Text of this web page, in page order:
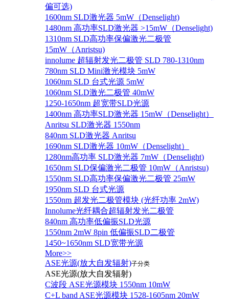
偏可选)
1600nm SLD激光器 5mW（Denselight)
1480nm 高功率SLD激光器 >15mW（Denselight)
1310nm SLD高功率保偏激光二极管
15mW（Anristsu)
innolume 超辐射发光二极管 SLD 780-1310nm
780nm SLD Mini激光模块 5mW
1060nm SLD 台式光源 5mW
1060nm SLD激光二极管 40mW
1250-1650nm 超宽带SLD光源
1400nm 高功率SLD激光器 15mW（Denselight）
Anritsu SLD激光器 1550nm
840nm SLD激光器 Anritsu
1690nm SLD激光器 10mW（Denselight）
1280nm高功率 SLD激光器 7mW（Denselight)
1650nm SLD保偏激光二极管 10mW（Anristsu)
1550nm SLD高功率保偏激光二极管 25mW
1950nm SLD 台式光源
1550nm 超发光二极管模块 (光纤功率 2mW)
Innolume光纤耦合超辐射发光二极管
840nm 高功率低偏振SLD光源
1550nm 2mW 8pin 低偏振SLD二极管
1450~1650nm SLD宽带光源
More>>
ASE光源(放大自发辐射)子分类
ASE光源(放大自发辐射)
C波段 ASE光源模块 1550nm 10mW
C+L band ASE光源模块 1528-1605nm 20mW